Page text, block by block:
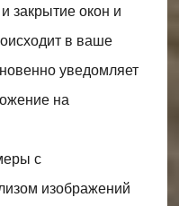
закрытие окон и
в ваше
уведомляет
на
с
изображений